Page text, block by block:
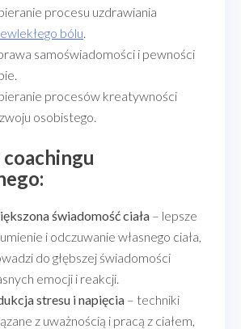
procesu uzdrawiania
bólu
samoświadomości i pewności
procesów kreatywności
osobistego.
świadomość ciała – lepsze
i odczuwanie własnego ciała,
do głębszej świadomości
emocji i reakcji.
stresu i napięcia – techniki
z uważnością i pracą z ciałem,